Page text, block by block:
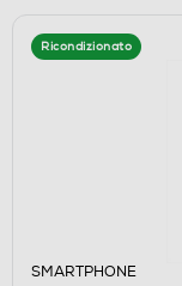
Ricondizionato
SMARTPHONE